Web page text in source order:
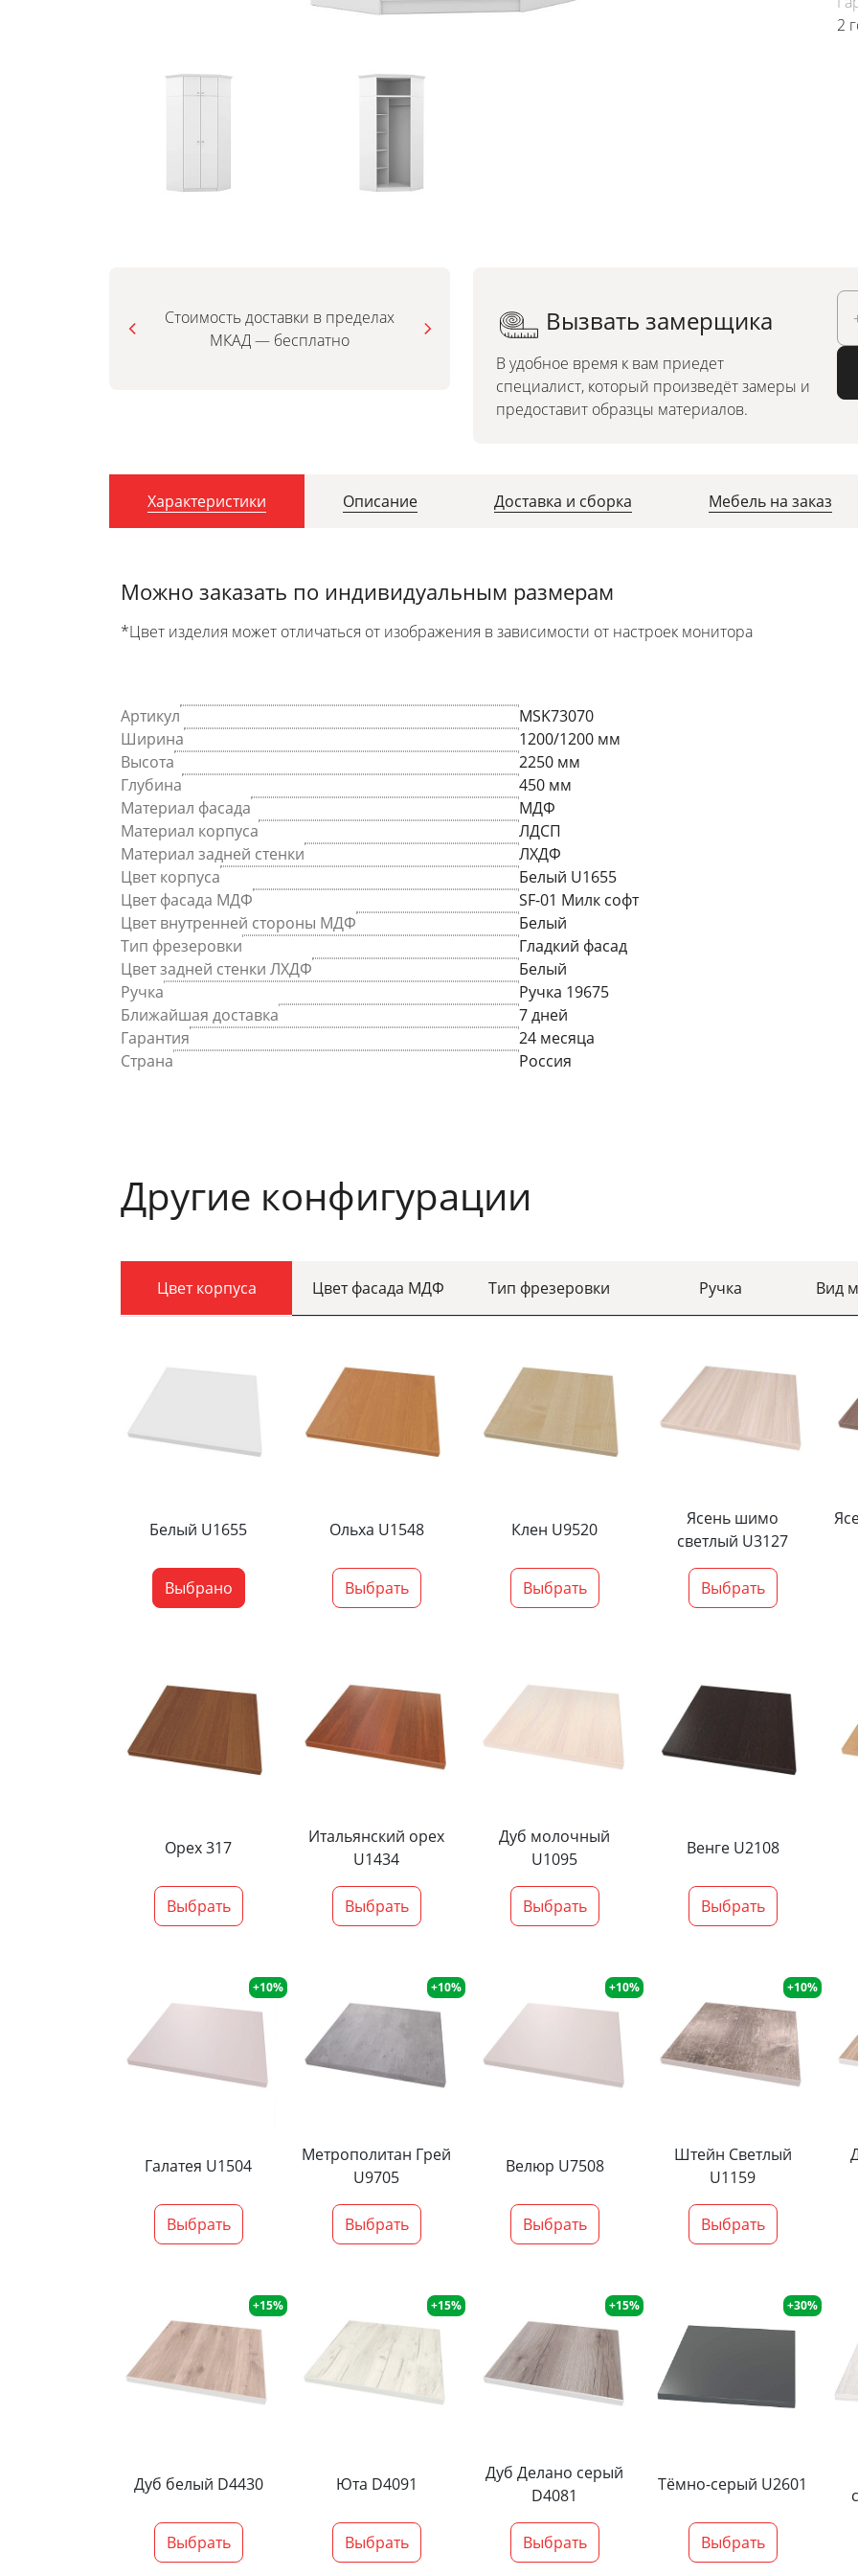
2
Стоимость доставки в пределах
МКАД — бесплатно
Можно заказать по
индивидуальным размерам
Вызвать замерщика
В удобное время к вам приедет
специалист, который произведёт замеры и
предоставит образцы материалов.
Характеристики Описание Доставка и сборка Мебель на заказ
Можно заказать по индивидуальным размерам
*Цвет изделия может отличаться от изображения в зависимости от настроек монитора
Артикул
MSK73070
Ширина
1200/1200 мм
Высота
2250 мм
Глубина
450 мм
Материал фасада
МДФ
Материал корпуса
ЛДСП
Материал задней стенки
ЛХДФ
Цвет корпуса
Белый U1655
Цвет фасада МДФ
SF-01 Милк софт
Цвет внутренней стороны МДФ
Белый
Тип фрезеровки
Гладкий фасад
Цвет задней стенки ЛХДФ
Белый
Ручка
Ручка 19675
Ближайшая доставка
7 дней
Гарантия
24 месяца
Страна
Россия
Другие конфигурации
Цвет корпуса Цвет фасада МДФ Тип фрезеровки Ручка Вид
Белый U1655
Выбрано
Ольха U1548
Выбрать
Клен U9520
Выбрать
Ясень шимо
светлый U3127
Выбрать
Орех 317
Выбрать
Итальянский орех
U1434
Выбрать
Дуб молочный
U1095
Выбрать
Венге U2108
Выбрать
+10%
Галатея U1504
Выбрать
+10%
Метрополитан Грей
U9705
Выбрать
+10%
Велюр U7508
Выбрать
+10%
Штейн Светлый
U1159
Выбрать
+15%
Дуб белый D4430
Выбрать
+15%
Юта D4091
Выбрать
+15%
Дуб Делано серый
D4081
Выбрать
+30%
Тёмно-серый U2601
Выбрать